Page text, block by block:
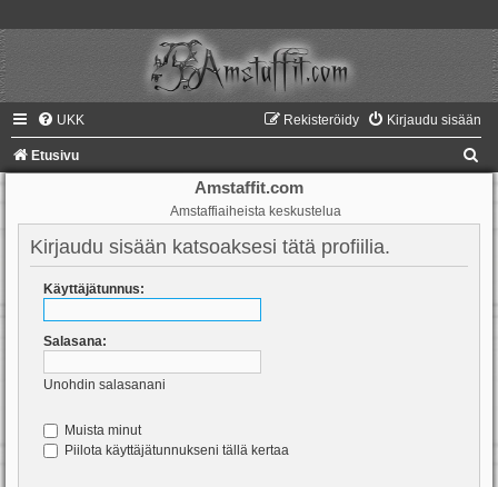
UKK Kirjaudu sisään
Rekisteröidy
Etusivu
Amstaffit.com
Amstaffiaiheista keskustelua
Kirjaudu sisään katsoaksesi tätä profiilia.
Käyttäjätunnus:
Salasana:
Unohdin salasanani
Muista minut
Piilota käyttäjätunnukseni tällä kertaa